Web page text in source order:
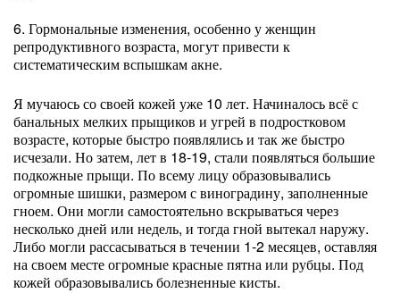
6. Гормональные изменения, особенно у женщин
репродуктивного возраста, могут привести к
систематическим вспышкам акне.
Я мучаюсь со своей кожей уже 10 лет. Начиналось всё с
банальных мелких прыщиков и угрей в подростковом
возрасте, которые быстро появлялись и так же быстро
исчезали. Но затем, лет в 18-19, стали появляться большие
подкожные прыщи. По всему лицу образовывались
огромные шишки, размером с виноградину, заполненные
гноем. Они могли самостоятельно вскрываться через
несколько дней или недель, и тогда гной вытекал наружу.
Либо могли рассасываться в течении 1-2 месяцев, оставляя
на своем месте огромные красные пятна или рубцы. Под
кожей образовывались болезненные кисты.